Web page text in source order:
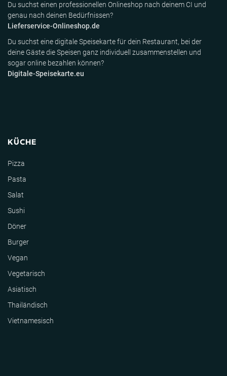
Du suchst einen professionellen Onlineshop nach deinem CI und
genau nach deinen Bedürfnissen?
Lieferservice-Onlineshop.de
Du suchst eine digitale Speisekarte für dein Restaurant, bei der
deine Gäste die Speisen ganz individuell zusammenstellen und
sogar online bezahlen können?
Digitale-Speisekarte.eu
KÜCHE
Pizza
Pasta
Salat
Sushi
Döner
Burger
Vegan
Vegetarisch
Asiatisch
Thailändisch
Vietnamesisch